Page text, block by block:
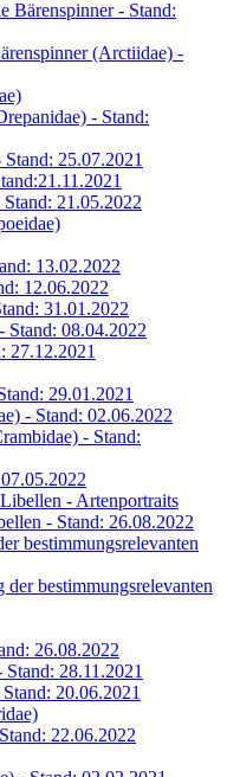
Bärenspinner - Stand:
(Arctiidae) -
- Stand:
25.07.2021
21.05.2022
13.02.2022
12.06.2022
31.01.2022
Stand: 08.04.2022
27.12.2021
29.01.2021
- Stand: 02.06.2022
- Stand:
- Artenportraits
- Stand: 26.08.2022
bestimmungsrelevanten
bestimmungsrelevanten
26.08.2022
28.11.2021
20.06.2021
22.06.2022